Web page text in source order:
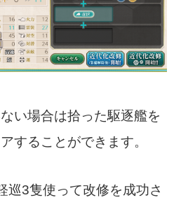
い場合は拾った駆逐艦を
することができます。
巡3隻使って改修を成功さ